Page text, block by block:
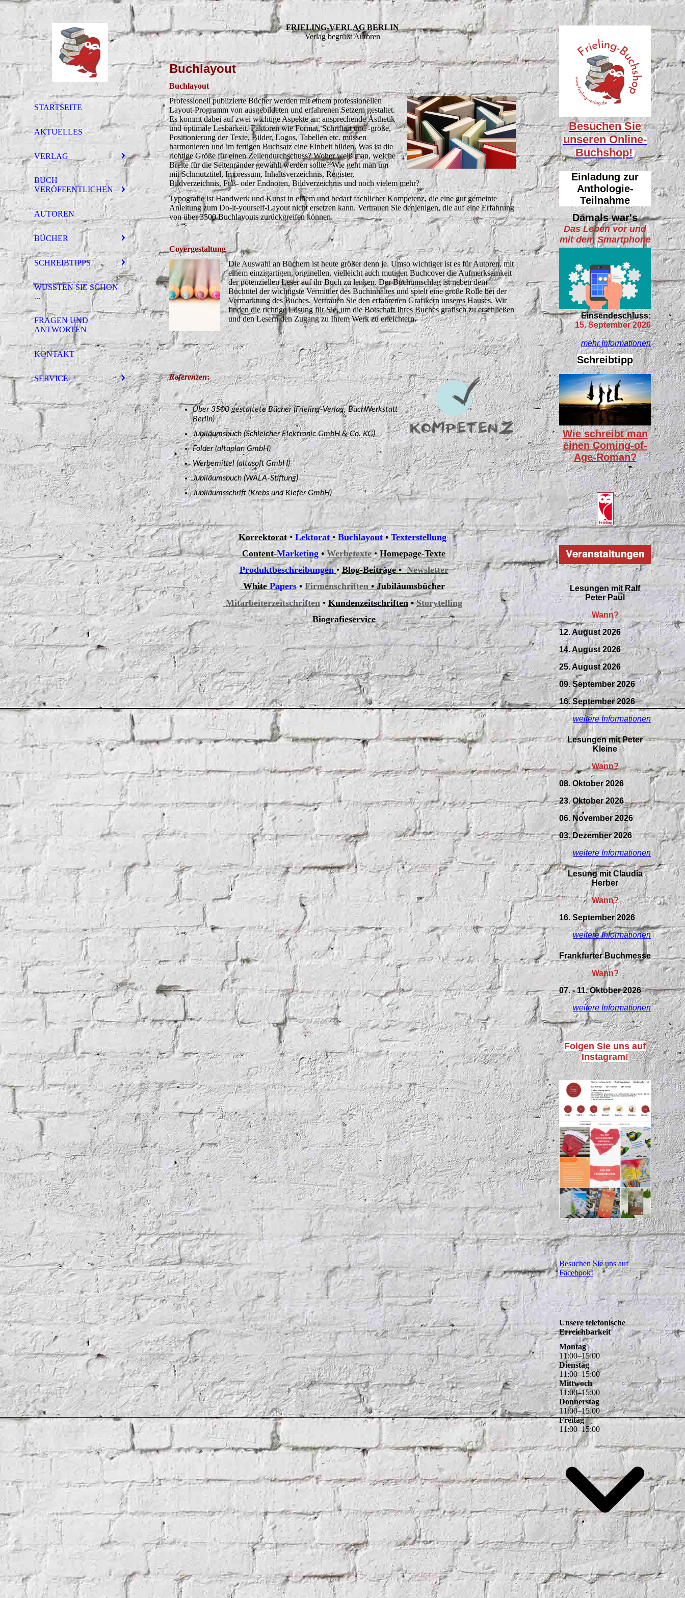
STARTSEITE
AKTUELLES
VERLAG
BUCH
VERÖFFENTLICHEN
AUTOREN
BÜCHER
SCHREIBTIPPS
WUSSTEN SIE SCHON
...
FRAGEN UND
ANTWORTEN
KONTAKT
SERVICE
FRIELING-VERLAG BERLIN
Verlag begrüßt Autoren
Buchlayout
Buchlayout
Professionell publizierte Bücher werden mit einem professionellen
Layout-Programm von ausgebildeten und erfahrenen Setzern gestaltet.
Es kommt dabei auf zwei wichtige Aspekte an: ansprechende Ästhetik
und optimale Lesbarkeit. Faktoren wie Format, Schriftart und -größe,
Positionierung der Texte, Bilder, Logos, Tabellen etc. müssen
harmonieren und im fertigen Buchsatz eine Einheit bilden. Was ist die
richtige Größe für einen Zeilendurchschuss? Woher weiß man, welche
Breite für die Seitenränder gewählt werden sollte? Wie geht man um
mit Schmutztitel, Impressum, Inhaltsverzeichnis, Register,
Bildverzeichnis, Fuß- oder Endnoten, Bildverzeichnis und noch vielem mehr?
Typografie ist Handwerk und Kunst in einem und bedarf fachlicher Kompetenz, die eine gut gemeinte
Anleitung zum Do-it-yourself-Layout nicht ersetzen kann. Vertrauen Sie denjenigen, die auf eine Erfahrung
von über 3500 Buchlayouts zurückgreifen können.
Covergestaltung
Die Auswahl an Büchern ist heute größer denn je. Umso wichtiger ist es für Autoren, mit
einem einzigartigen, originellen, vielleicht auch mutigen Buchcover die Aufmerksamkeit
der potenziellen Leser auf ihr Buch zu lenken. Der Buchumschlag ist neben dem
Buchtitel der wichtigste Vermittler des Buchinhaltes und spielt eine große Rolle bei der
Vermarktung des Buches. Vertrauen Sie den erfahrenen Grafikern unseres Hauses. Wir
finden die richtige Lösung für Sie, um die Botschaft Ihres Buches grafisch zu erschließen
und den Lesern den Zugang zu Ihrem Werk zu erleichtern.
Referenzen:
Über 3500 gestaltete Bücher (Frieling-Verlag, BuchWerkstatt
Berlin)
Jubiläumsbuch (SchleicherElektronic GmbH & Co. KG)
Folder (altaplan GmbH)
Werbemittel (altasoft GmbH)
Jubiläumsbuch (WALA-Stiftung)
Jubiläumsschrift (Krebs und Kiefer GmbH)
Korrektorat•Lektorat • Buchlayout• Texterstellung
Content-Marketing • Werbetexte• Homepage-Texte
Produktbeschreibungen •Blog-Beiträge • Newsletter
White Papers• Firmenschriften • Jubiläumsbücher
Mitarbeiterzeitschriften • Kundenzeitschriften•Storytelling
Biografieservice
Besuchen Sie
unserenOnline-
Buchshop!
Einladung zur
Anthologie-
Teilnahme
Damals war's
Das Leben vor und
mit dem Smartphone
Einsendeschluss:
15. September 2026
mehr Informationen
Schreibtipp
Wie schreibt man
einen Coming-of-
Age-Roman?
Lesungen mit Ralf
Peter Paul
Wann?
12. August 2026
14. August 2026
25. August 2026
09.September2026
16. September 2026
weitere Informationen
Lesungen mit Peter
Kleine
Wann?
08. Oktober 2026
23. Oktober 2026
06. November 2026
03. Dezember 2026
weitere Informationen
Lesung mit Claudia
Herber
Wann?
16. September 2026
weitere Informationen
Frankfurter Buchmesse
Wann?
07. - 11. Oktober 2026
weitere Informationen
Folgen Sie uns auf
Instagram!
Besuchen Sie uns auf
Facebook!
Unsere telefonische
Erreichbarkeit
Montag
11:00–15:00
Dienstag
11:00–15:00
Mittwoch
11:00–15:00
Donnerstag
11:00–15:00
Freitag
11:00–15:00